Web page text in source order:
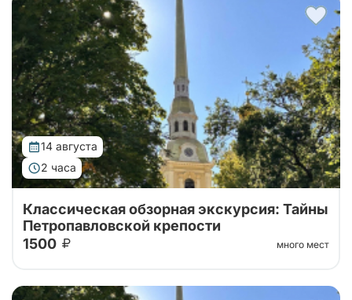
Тур от наших проверенных партнеров! Обзорная
экскурсия по городу с посещением территории
Петропавловской крепости!
14 августа
2 часа
Классическая обзорная экскурсия: Тайны
Петропавловской крепости
1500
много мест